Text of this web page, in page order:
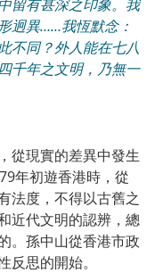
留有甚深之印象。我
迥異……我恆默念：
不同？外人能在七八
千年之文明，乃無一
從現實的差異中發生
年初遊香港時，從
法度，不得以古舊之
近代文明的認辨，總
。孫中山從香港市政
思的開始。